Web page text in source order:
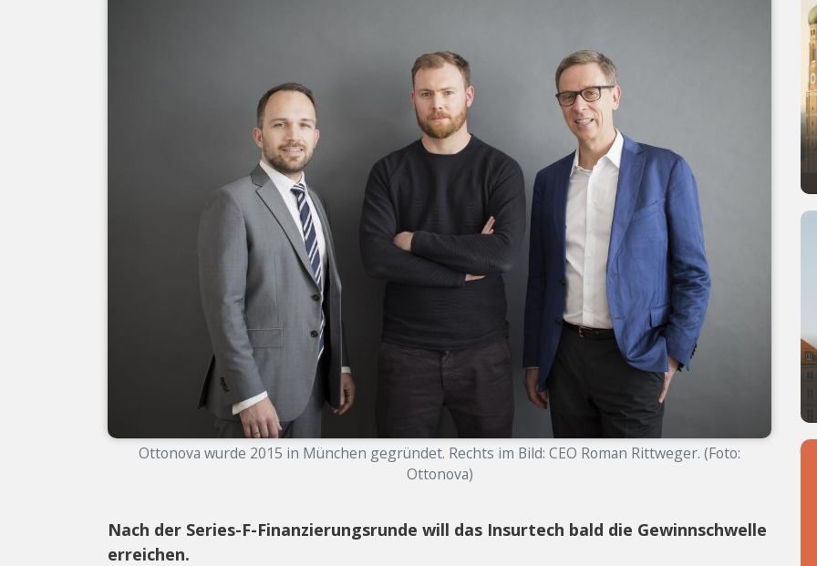
Ottonova wurde 2015 in München gegründet. Rechts im Bild: CEO Roman Rittweger. (Foto:
Ottonova)
Nach der Series-F-Finanzierungsrunde will das Insurtech bald die Gewinnschwelle
erreichen.